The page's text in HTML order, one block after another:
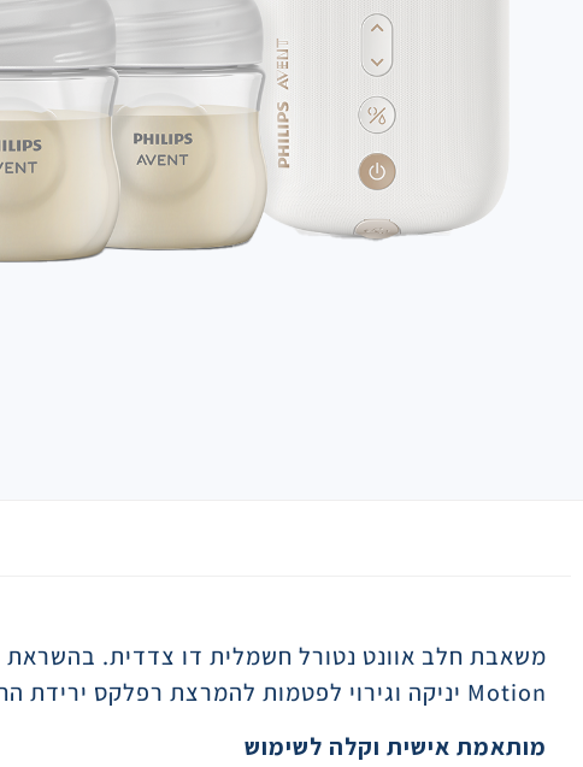
Motion יניקה וגירוי לפטמות להמרצת רפלקס ירידת החלב.
מותאמת אישית וקלה לשימוש